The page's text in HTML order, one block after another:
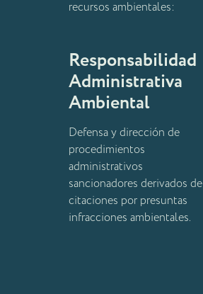
recursos ambientales:
Responsabilidad
Administrativa
Ambiental
Defensa y dirección de
procedimientos
administrativos
sancionadores derivados de
citaciones por presuntas
infracciones ambientales.